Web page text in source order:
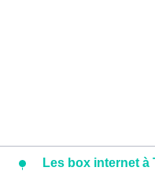
Les box internet à